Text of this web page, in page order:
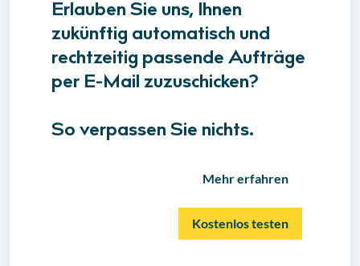
Erlauben Sie uns, Ihnen
zukünftig automatisch und
rechtzeitig passende Aufträge
per E-Mail zuzuschicken?
So verpassen Sie nichts.
Mehr erfahren
Kostenlos testen